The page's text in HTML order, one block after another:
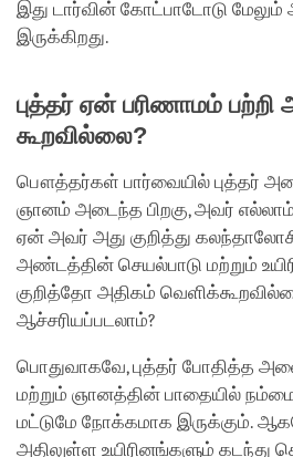
இது டார்வின் கோட்பாடோடு
இருக்கிறது.
புத்தர் ஏன் பரிணாமம் பற்றி
கூறவில்லை?
பௌத்தர்கள் பார்வையில் புத்தர்
ஞானம் அடைந்த பிறகு, அவர் எல்லாம்
ஏன் அவர் அது குறித்து
அண்டத்தின் செயல்பாடு மற்றும்
குறித்தோ அதிகம்
ஆச்சரியப்படலாம்?
பொதுவாகவே, புத்தர் போதித்த
மற்றும் ஞானத்தின் பாதையில் நம்மை
மட்டுமே நோக்கமாக இருக்கும்.
அதிலுள்ள உயிரினங்களும் கடந்து